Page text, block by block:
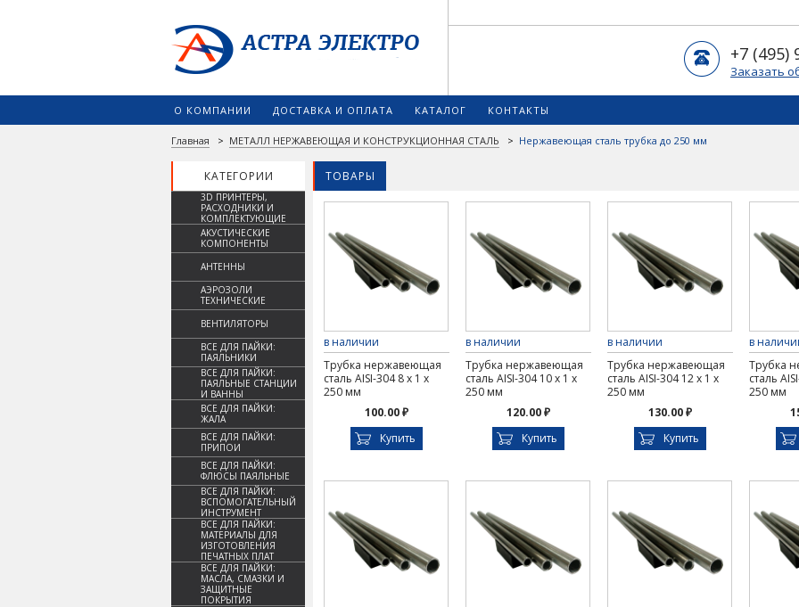
+7 (495)
Заказать
О КОМПАНИИ ДОСТАВКА И ОПЛАТА КАТАЛОГ КОНТАКТЫ
Главная > МЕТАЛЛ НЕРЖАВЕЮЩАЯ И КОНСТРУКЦИОННАЯ СТАЛЬ > Нержавеющая сталь трубка до 250 мм
КАТЕГОРИИ ТОВАРЫ
3D ПРИНТЕРЫ,
РАСХОДНИКИ И
КОМПЛЕКТУЮЩИЕ
АКУСТИЧЕСКИЕ
КОМПОНЕНТЫ
АНТЕННЫ
АЭРОЗОЛИ
ТЕХНИЧЕСКИЕ
ВЕНТИЛЯТОРЫ
ВСЕ ДЛЯ ПАЙКИ:
ПАЯЛЬНИКИ
ВСЕ ДЛЯ ПАЙКИ:
ПАЯЛЬНЫЕ СТАНЦИИ
И ВАННЫ
ВСЕ ДЛЯ ПАЙКИ:
ЖАЛА
ВСЕ ДЛЯ ПАЙКИ:
ПРИПОИ
ВСЕ ДЛЯ ПАЙКИ:
ФЛЮСЫ ПАЯЛЬНЫЕ
ВСЕ ДЛЯ ПАЙКИ:
ВСПОМОГАТЕЛЬНЫЙ
ИНСТРУМЕНТ
ВСЕ ДЛЯ ПАЙКИ:
МАТЕРИАЛЫ ДЛЯ
ИЗГОТОВЛЕНИЯ
ПЕЧАТНЫХ ПЛАТ
ВСЕ ДЛЯ ПАЙКИ:
МАСЛА, СМАЗКИ И
ЗАЩИТНЫЕ
ПОКРЫТИЯ
в наличии
Трубка нержавеющая
сталь AISI-304 8 х 1 х
250 мм
100.00 ₽
Купить
в наличии
Трубка нержавеющая
сталь AISI-304 10 х 1 х
250 мм
120.00 ₽
Купить
в наличии
Трубка нержавеющая
сталь AISI-304 12 х 1 х
250 мм
130.00 ₽
Купить
в
Трубка
сталь
250 мм